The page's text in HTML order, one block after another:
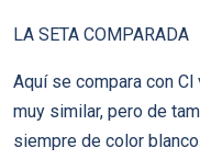
LA SETA COMPARADA
Aquí se compara con
muy similar, pero de
siempre de color